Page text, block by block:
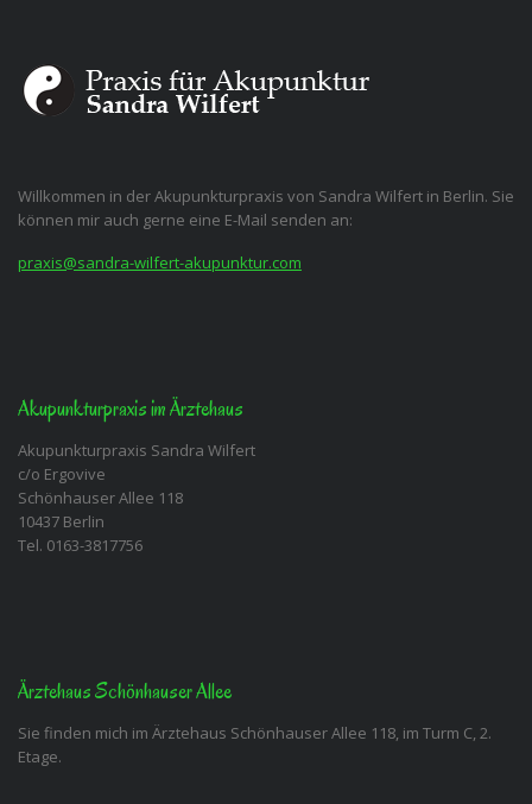
Willkommen in der Akupunkturpraxis von Sandra Wilfert in Berlin. Sie
können mir auch gerne eine E-Mail senden an:
praxis@sandra-wilfert-akupunktur.com
Akupunkturpraxis im Ärztehaus
Akupunkturpraxis Sandra Wilfert
c/o Ergovive
Schönhauser Allee 118
10437 Berlin
Tel. 0163-3817756
Ärztehaus Schönhauser Allee
Sie finden mich im Ärztehaus Schönhauser Allee 118, im Turm C, 2.
Etage.